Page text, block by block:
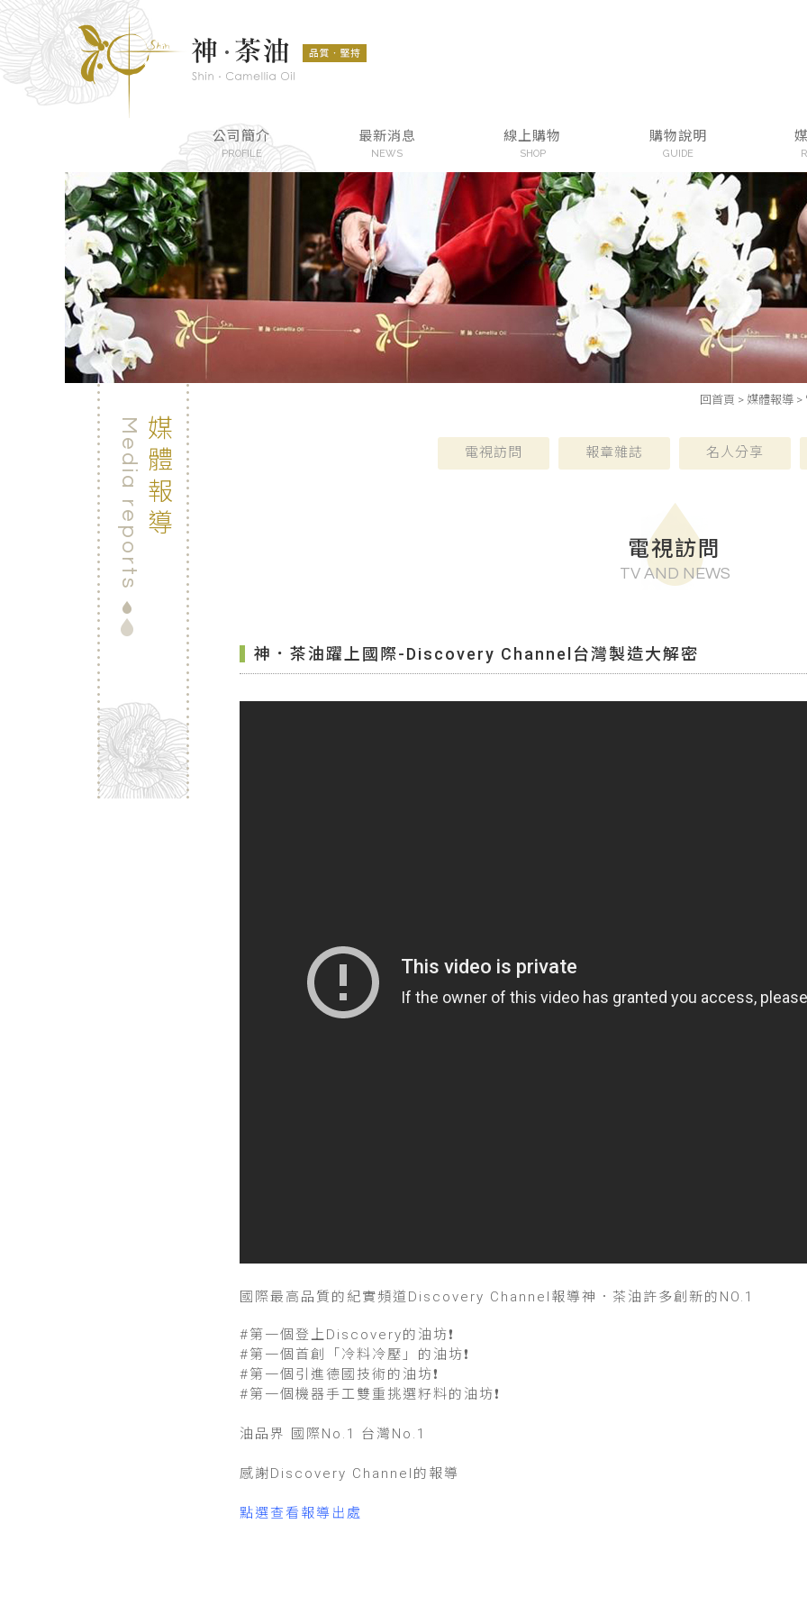
公司簡介
PROFILE
最新消息
NEWS
線上購物
SHOP
購物說明
GUIDE
回首頁 > 媒體報導 >
媒體報導
Media reports 電視訪問 報章雜誌 名人分享
電視訪問
TV AND NEWS
神．茶油躍上國際-Discovery Channel台灣製造大解密
國際最高品質的紀實頻道Discovery Channel報導神．茶油許多創新的NO.1
#第一個登上Discovery的油坊❗
#第一個首創「冷料冷壓」的油坊❗
#第一個引進德國技術的油坊❗
#第一個機器手工雙重挑選籽料的油坊❗
油品界 國際No.1 台灣No.1
感謝Discovery Channel的報導
點選查看報導出處